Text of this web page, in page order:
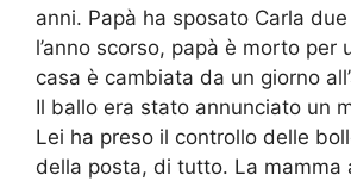
anni. Papà ha sposato Carla
l’anno scorso, papà è morto per
casa è cambiata da un giorno
Il ballo era stato annunciato un
Lei ha preso il controllo delle
della posta, di tutto. La mamma